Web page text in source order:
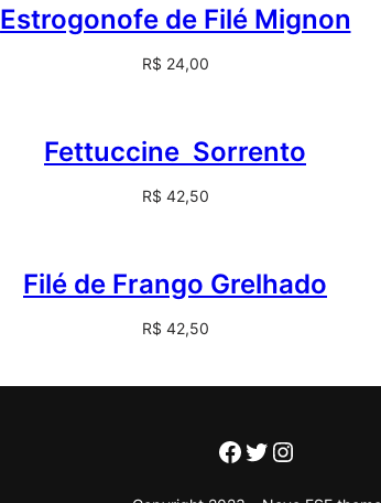
Estrogonofe de Filé Mignon
R$ 24,00
Fettuccine Sorrento
R$ 42,50
Filé de Frango Grelhado
R$ 42,50
Facebook
Twitter
Instagram